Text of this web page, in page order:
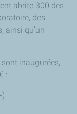
abrite 300 des
des
ainsi qu’un
inaugurées,
: